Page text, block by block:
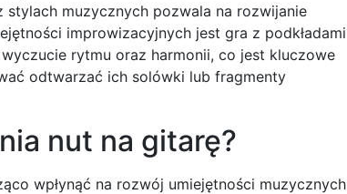
muzycznych pozwala na rozwijanie
improwizacyjnych jest gra z podkładami
rytmu oraz harmonii, co jest kluczowe
odtwarzać ich solówki lub fragmenty
nut na gitarę?
wpłynąć na rozwój umiejętności muzycznych